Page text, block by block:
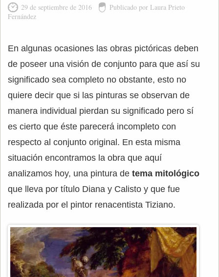
29 de septiembre de 2016
Publicado por Laura Prieto
Fernández
En algunas ocasiones las obras pictóricas deben
de poseer una visión de conjunto para que así su
significado sea completo no obstante, esto no
quiere decir que si las pinturas se observan de
manera individual pierdan su significado pero sí
es cierto que éste parecerá incompleto con
respecto al conjunto original. En esta misma
situación encontramos la obra que aquí
analizamos hoy, una pintura de tema mitológico
que lleva por título Diana y Calisto y que fue
realizada por el pintor renacentista Tiziano.